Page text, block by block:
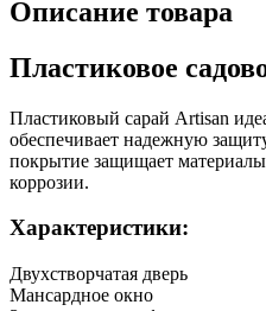
Описание товара
Пластиковое
Пластиковый сарай Artisan
обеспечивает надежную
покрытие защищает материалы
коррозии.
Характеристики:
Двухстворчатая дверь
Мансардное окно